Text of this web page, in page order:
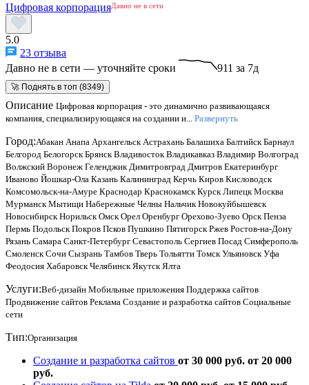
Цифровая корпорацияДавно не в сети
5.0
23 отзыва
Давно не в сети — уточняйте сроки
911 за 7д
🚀 Поднять в топ (8349)
Описание Цифровая корпорация - это динамично развивающаяся
компания, специализирующаяся на создании и...
Развернуть
Город:Абакан Анапа Архангельск Астрахань Балашиха Балтийск Барнаул
Белгород Белогорск Брянск Владивосток Владикавказ Владимир Волгоград
Волжский Воронеж Геленджик Димитровград Дмитров Екатеринбург
Иваново Йошкар-Ола Казань Калининград Керчь Киров Кисловодск
Комсомольск-на-Амуре Краснодар Краснокамск Курск Липецк Москва
Мурманск Мытищи Набережные Челны Нальчик Новокуйбышевск
Новосибирск Норильск Омск Орел Оренбург Орехово-Зуево Орск Пенза
Пермь Подольск Покров Псков Пушкино Пятигорск Ржев Ростов-на-Дону
Рязань Самара Санкт-Петербург Севастополь Сергиев Посад Симферополь
Смоленск Сочи Сызрань Тамбов Тверь Тольятти Томск Ульяновск Уфа
Феодосия Хабаровск Челябинск Якутск Ялта
Услуги:Веб-дизайн Мобильные приложения Поддержка сайтов
Продвижение сайтов Реклама Создание и разработка сайтов Социальные
сети
Тип:Организация
Создание и разработка сайтов от 30 000 руб. от 20 000
руб.